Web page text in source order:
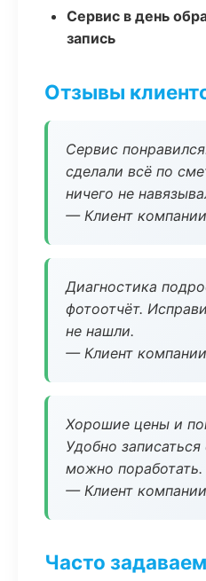
Сервис в день
запись
Отзывы
Сервис
сделали всё по
ничего не
— Клиент компании
Диагностика
фотоотчёт.
не нашли.
— Клиент компании
Хорошие цены и
Удобно записаться
можно поработать.
— Клиент компании
Часто